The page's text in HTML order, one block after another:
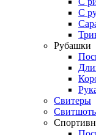
С
Рубашки
Свитеры